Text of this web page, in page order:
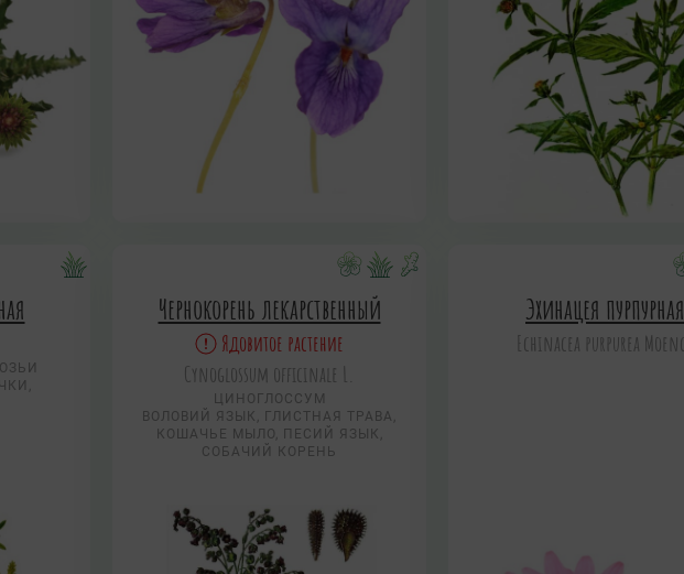
Чернокорень лекарственный
Ядовитое растение
Cynoglossum officinale L.
ЦИНОГЛОССУМ
ВОЛОВИЙ ЯЗЫК, ГЛИСТНАЯ ТРАВА,
КОШАЧЬЕ МЫЛО, ПЕСИЙ ЯЗЫК,
СОБАЧИЙ КОРЕНЬ
Эхинацея пурпурная
Echinacea purpurea